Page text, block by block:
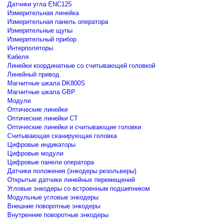
Датчики угла ENC125
Измерительная линейка
Измерительная панель оператора
Измерительные щупы
Измерительный прибор
Интерполяторы
Кабеля
Линейки координатные со считывающей головкой
Линейный привод
Магнитные шкала DK800S
Магнитные шкала GBP
Модули
Оптические линейки
Оптические линейки CT
Оптические линейки и считывающие головки
Считывающая сканирующая головка
Цифровые индикаторы
Цифровые модули
Цифровые панели оператора
Датчики положения (энкодеры резольверы)
Открытые датчики линейных перемещений
Угловые энкодеры со встроенным подшипником
Модульные угловые энкодеры
Внешние поворотные энкодеры
Внутренние поворотные энкодеры